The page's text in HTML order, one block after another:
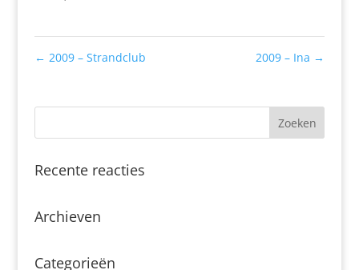
← 2009 – Strandclub 2009 – Ina →
Recente reacties
Archieven
Categorieën